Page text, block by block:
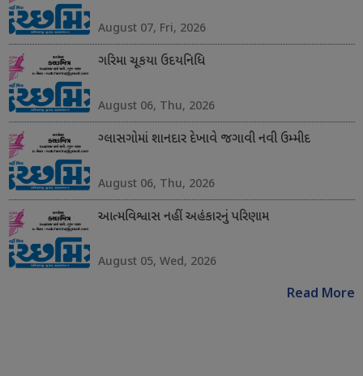
August 07, Fri, 2026
ગરિમા ચૂકયા ઉદયનિધિ
August 06, Thu, 2026
ગ્લાસગોમાં શાનદાર દેખાવે જગાવી નવી ઉમ્મીદ
August 06, Thu, 2026
આત્મવિશ્વાસ નહીં અહંકારનું પરિણામ
August 05, Wed, 2026
Read More